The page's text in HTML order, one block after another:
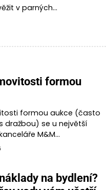
v parných…
formou
formou aukce (často
dražbou) se u největší
M&M…
na bydlení?